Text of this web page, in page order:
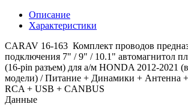
Описание
Характеристики
CARAV 16-163 Комплект проводов
подключения 7" / 9" / 10.1" автомагнитол
(16-pin разъем) для а/м HONDA 2012-2021
модели) / Питание + Динамики + Антенна
RCA + USB + CANBUS
Данные